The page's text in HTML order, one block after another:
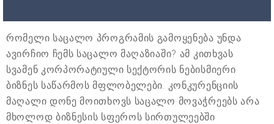
რომელი საცალო პროგრამის გამოყენება უნდა
ავირჩიო ჩემს საცალო მაღაზიაში? ამ კითხვას
სვამენ კორპორატიული სექტორის ნებისმიერი
ბიზნეს საწარმოს მფლობელები. კონკურენციის
მაღალი დონე მოითხოვს საცალო მოვაჭრეებს არა
მხოლოდ ბიზნესის სფეროს სირთულეებში